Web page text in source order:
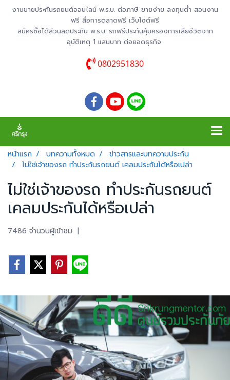
งานขายประกันรถยนต์ออนไลน์ พ.ร.บ. ต่อภาษี ขายง่าย ลงทุนต่ำ สอนงาน
ฟรี สื่อการตลาดฟรี เว็บไซต์ฟรี
สมัครซื้อได้ส่วนลดประกัน พ.ร.บ. รถฟรีประกันคุ้มครองการเสียชีวิตจาก
อุบัติเหตุ 1 แสนบาท ต่อยอดธุรกิจ
0802951830
หน้าแรก บทความทั้งหมด
ข่าวสารและบทความประกัน
ไม่ใช่เจ้าของรถ ทำประกันรถยนต์ เคลมประกันได้หรือเปล่า
ไม่ใช่เจ้าของรถ ทำประกันรถยนต์
เคลมประกันได้หรือเปล่า
7486 จำนวนผู้เข้าชม |